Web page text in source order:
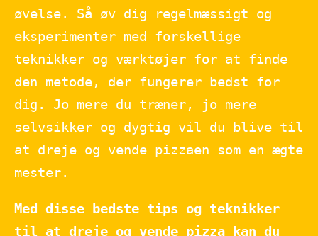
øvelse. Så øv dig regelmæssigt og
eksperimenter med forskellige
teknikker og værktøjer for at finde
den metode, der fungerer bedst for
dig. Jo mere du træner, jo mere
selvsikker og dygtig vil du blive til
at dreje og vende pizzaen som en ægte
mester.
Med disse bedste tips og teknikker
til at dreje og vende pizza kan du